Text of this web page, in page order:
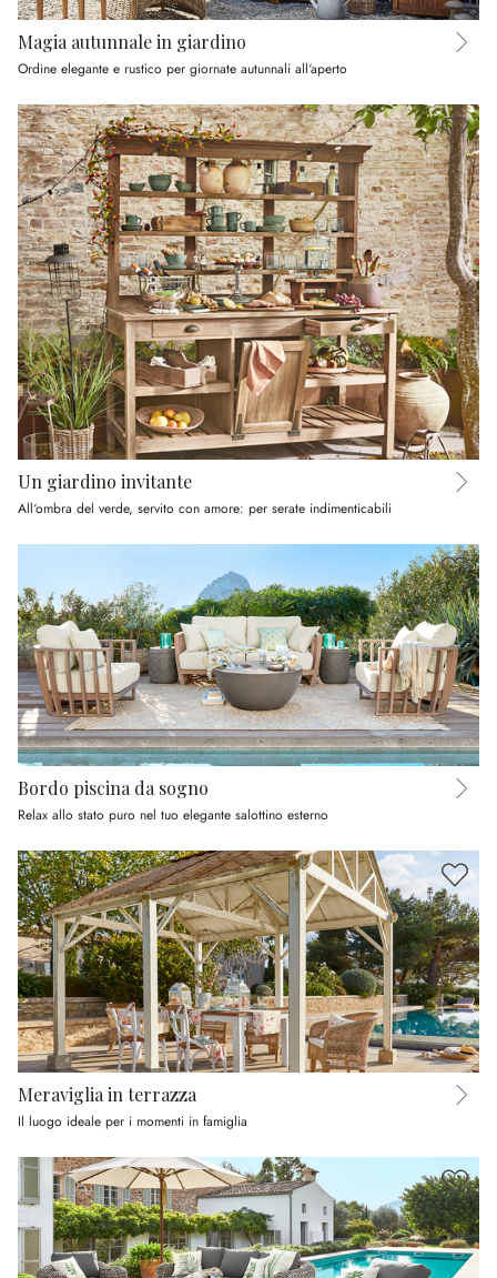
Magia autunnale in giardino
Ordine elegante e rustico per giornate autunnali all‘aperto
Un giardino invitante
All‘ombra del verde, servito con amore: per serate indimenticabili
Bordo piscina da sogno
Relax allo stato puro nel tuo elegante salottino esterno
Meraviglia in terrazza
Il luogo ideale per i momenti in famiglia